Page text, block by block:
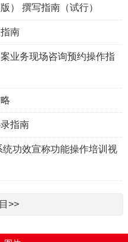
） 撰写指南（试行）
南
业务现场咨询预约操作指
指南
功效宣称功能操作培训视
>>